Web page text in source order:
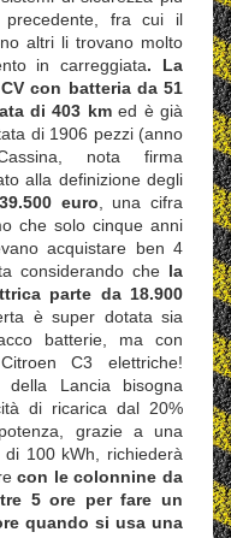
precedente, fra cui il
altri li trovano molto
in carreggiata. La
con batteria da 51
di 403 kmed è già
di 1906 pezzi (anno
nota firma
alla definizione degli
euro , una cifra
che solo cinque anni
acquistare ben 4
considerando che la
parte da 18.900
è super dotata sia
batterie, ma con
C3 elettriche!
della Lancia bisogna
di ricarica dal 20%
grazie a una
100 kWh, richiederà
con le colonnine da
5 ore per fare un
quando si usa una